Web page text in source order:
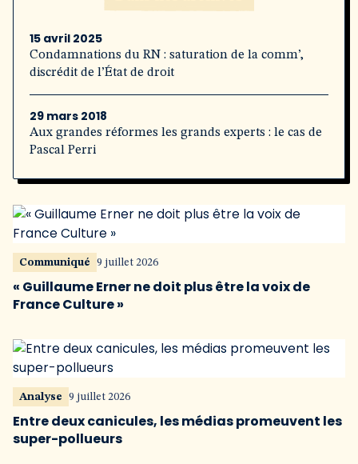
15 avril 2025
Condamnations du RN : saturation de la comm’,
discrédit de l’État de droit
29 mars 2018
Aux grandes réformes les grands experts : le cas de
Pascal Perri
Communiqué 9 juillet 2026
« Guillaume Erner ne doit plus être la voix de
France Culture »
Analyse 9 juillet 2026
Entre deux canicules, les médias promeuvent les
super-pollueurs